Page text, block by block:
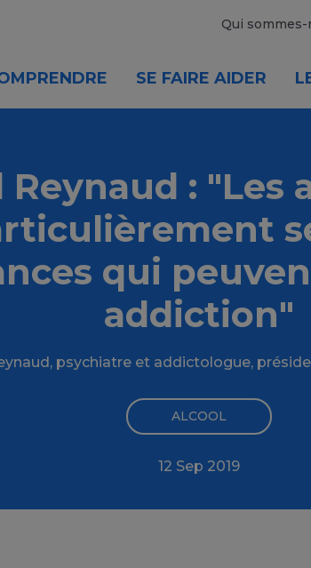
Qui sommes-
SE FAIRE AIDER
: "Les
qui
addiction"
psychiatre et addictologue,
ALCOOL
12 Sep 2019